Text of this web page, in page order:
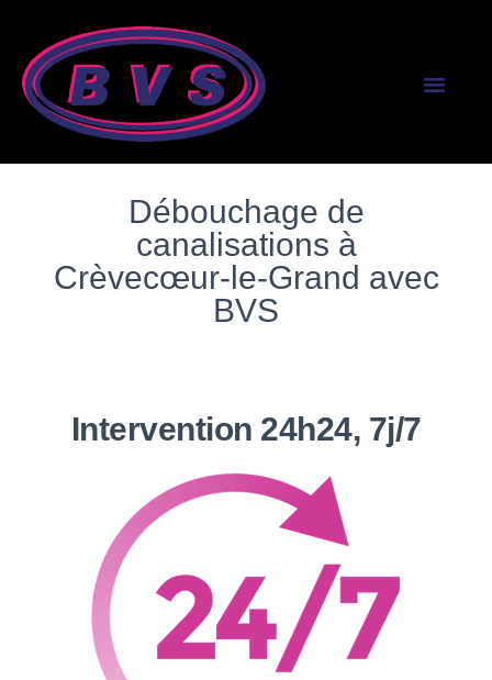
Débouchage de
canalisations à
Crèvecœur-le-Grand avec
BVS
Intervention 24h24, 7j/7